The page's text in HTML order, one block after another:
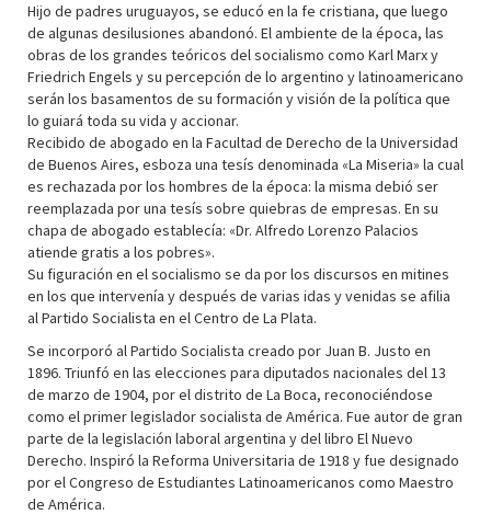
Hijo de padres uruguayos, se educó en la fe cristiana, que luego
de algunas desilusiones abandonó. El ambiente de la época, las
obras de los grandes teóricos del socialismo como Karl Marx y
Friedrich Engels y su percepción de lo argentino y latinoamericano
serán los basamentos de su formación y visión de la política que
lo guiará toda su vida y accionar.
Recibido de abogado en la Facultad de Derecho de la Universidad
de Buenos Aires, esboza una tesís denominada «La Miseria» la cual
es rechazada por los hombres de la época: la misma debió ser
reemplazada por una tesís sobre quiebras de empresas. En su
chapa de abogado establecía: «Dr. Alfredo Lorenzo Palacios
atiende gratis a los pobres».
Su figuración en el socialismo se da por los discursos en mitines
en los que intervenía y después de varias idas y venidas se afilia
al Partido Socialista en el Centro de La Plata.
Se incorporó al Partido Socialista creado por Juan B. Justo en
1896. Triunfó en las elecciones para diputados nacionales del 13
de marzo de 1904, por el distrito de La Boca, reconociéndose
como el primer legislador socialista de América. Fue autor de gran
parte de la legislación laboral argentina y del libro El Nuevo
Derecho. Inspiró la Reforma Universitaria de 1918 y fue designado
por el Congreso de Estudiantes Latinoamericanos como Maestro
de América.